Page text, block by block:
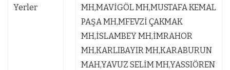
Yerler
MH,MAVİGÖL MH,MUSTAFA KEMAL
PAŞA MH,MFEVZİ ÇAKMAK
MH,İSLAMBEY MH,İMRAHOR
MH,KARLIBAYIR MH,KARABURUN
MAH,YAVUZ SELİM MH,YASSIÖREN